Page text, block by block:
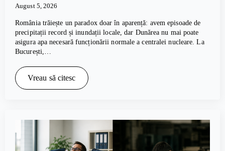
August 5, 2026
România trăiește un paradox doar în aparență: avem episoade de
precipitații record și inundații locale, dar Dunărea nu mai poate
asigura apa necesară funcționării normale a centralei nucleare. La
București,…
Vreau să citesc